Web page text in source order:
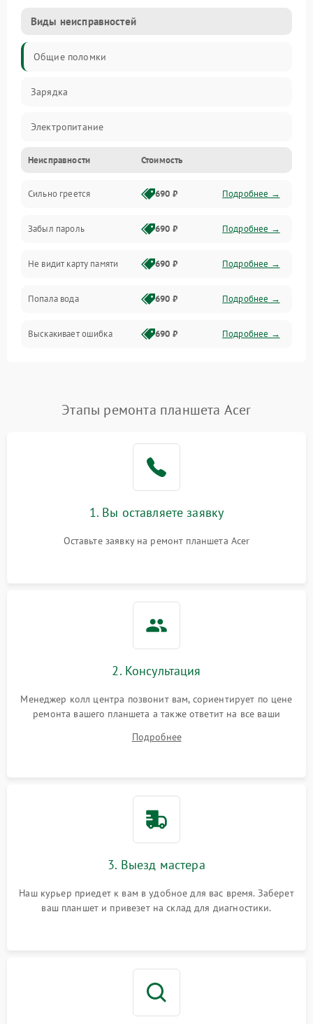
Виды неисправностей
Общие поломки
Зарядка
Электропитание
Экран и изображение
Дисплей
Экран (дисплей)
Связь
Разговор (микрофон, динамик)
Перегрев и нестабильная работа
Сеть и интернет
Память и данные
Режим работы
Питание и аккумулятор
Неисправности Стоимость
Сильно греется 690 ₽ Подробнее →
Забыл пароль 690 ₽ Подробнее →
Не видит карту памяти 690 ₽ Подробнее →
Попала вода 690 ₽ Подробнее →
Выскакивает ошибка 690 ₽ Подробнее →
Этапы ремонта планшета Acer
1. Вы оставляете заявку
Оставьте заявку на ремонт планшета Acer
2. Консультация
Менеджер колл центра позвонит вам, сориентирует по цене
ремонта вашего планшета а также ответит на все ваши
Подробнее
3. Выезд мастера
Наш курьер приедет к вам в удобное для вас время. Заберет
ваш планшет и привезет на склад для диагностики.